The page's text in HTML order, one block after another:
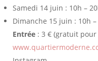
Samedi 14 juin : 10h –
Dimanche 15 juin : 10h –
Entrée : 3 € (gratuit